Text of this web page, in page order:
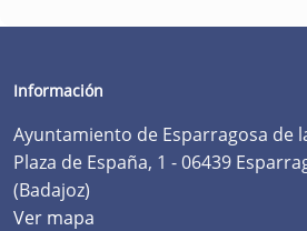
Información
Ayuntamiento de Esparragosa de
Plaza de España, 1 - 06439
(Badajoz)
Ver mapa